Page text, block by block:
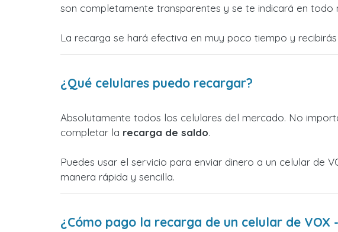
son completamente transparentes y se te indicará en
La recarga se hará efectiva en muy poco tiempo y
¿Qué celulares puedo recargar?
Absolutamente todos los celulares del mercado. No
completar la recarga de saldo.
Puedes usar el servicio para enviar dinero a un celular de
manera rápida y sencilla.
¿Cómo pago la recarga de un celular de VOX